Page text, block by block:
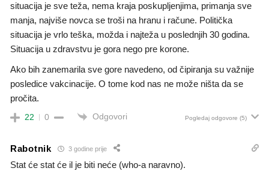
situacija je sve teža, nema kraja poskupljenjima, primanja sve
manja, najviše novca se troši na hranu i račune. Politička
situacija je vrlo teška, možda i najteža u poslednjih 30 godina.
Situacija u zdravstvu je gora nego pre korone.
Ako bih zanemarila sve gore navedeno, od čipiranja su važnije
posledice vakcinacije. O tome kod nas ne može ništa da se
pročita.
22 0 Odgovori Pogledaj odgovore (5)
Rabotnik 3 godine prije
Stat će stat će il je biti neće (who-a naravno).